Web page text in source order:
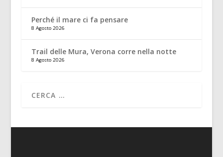
Perché il mare ci fa pensare
8 Agosto 2026
Trail delle Mura, Verona corre nella notte
8 Agosto 2026